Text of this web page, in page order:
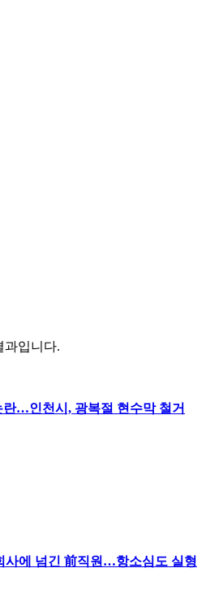
과입니다.
…인천시, 광복절 현수막 철거
사에 넘긴 前직원…항소심도 실형